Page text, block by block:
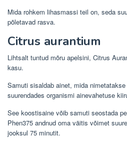
Mida rohkem lihasmassi teil on, seda
põletavad rasva.
Citrus aurantium
Lihtsalt tuntud mõru apelsini, Citrus
kasu.
Samuti sisaldab ainet, mida
suurendades organismi ainevahetuse
See koostisaine võib samuti seostada
Phen375 andnud oma väitis võimet
jooksul 75 minutit.